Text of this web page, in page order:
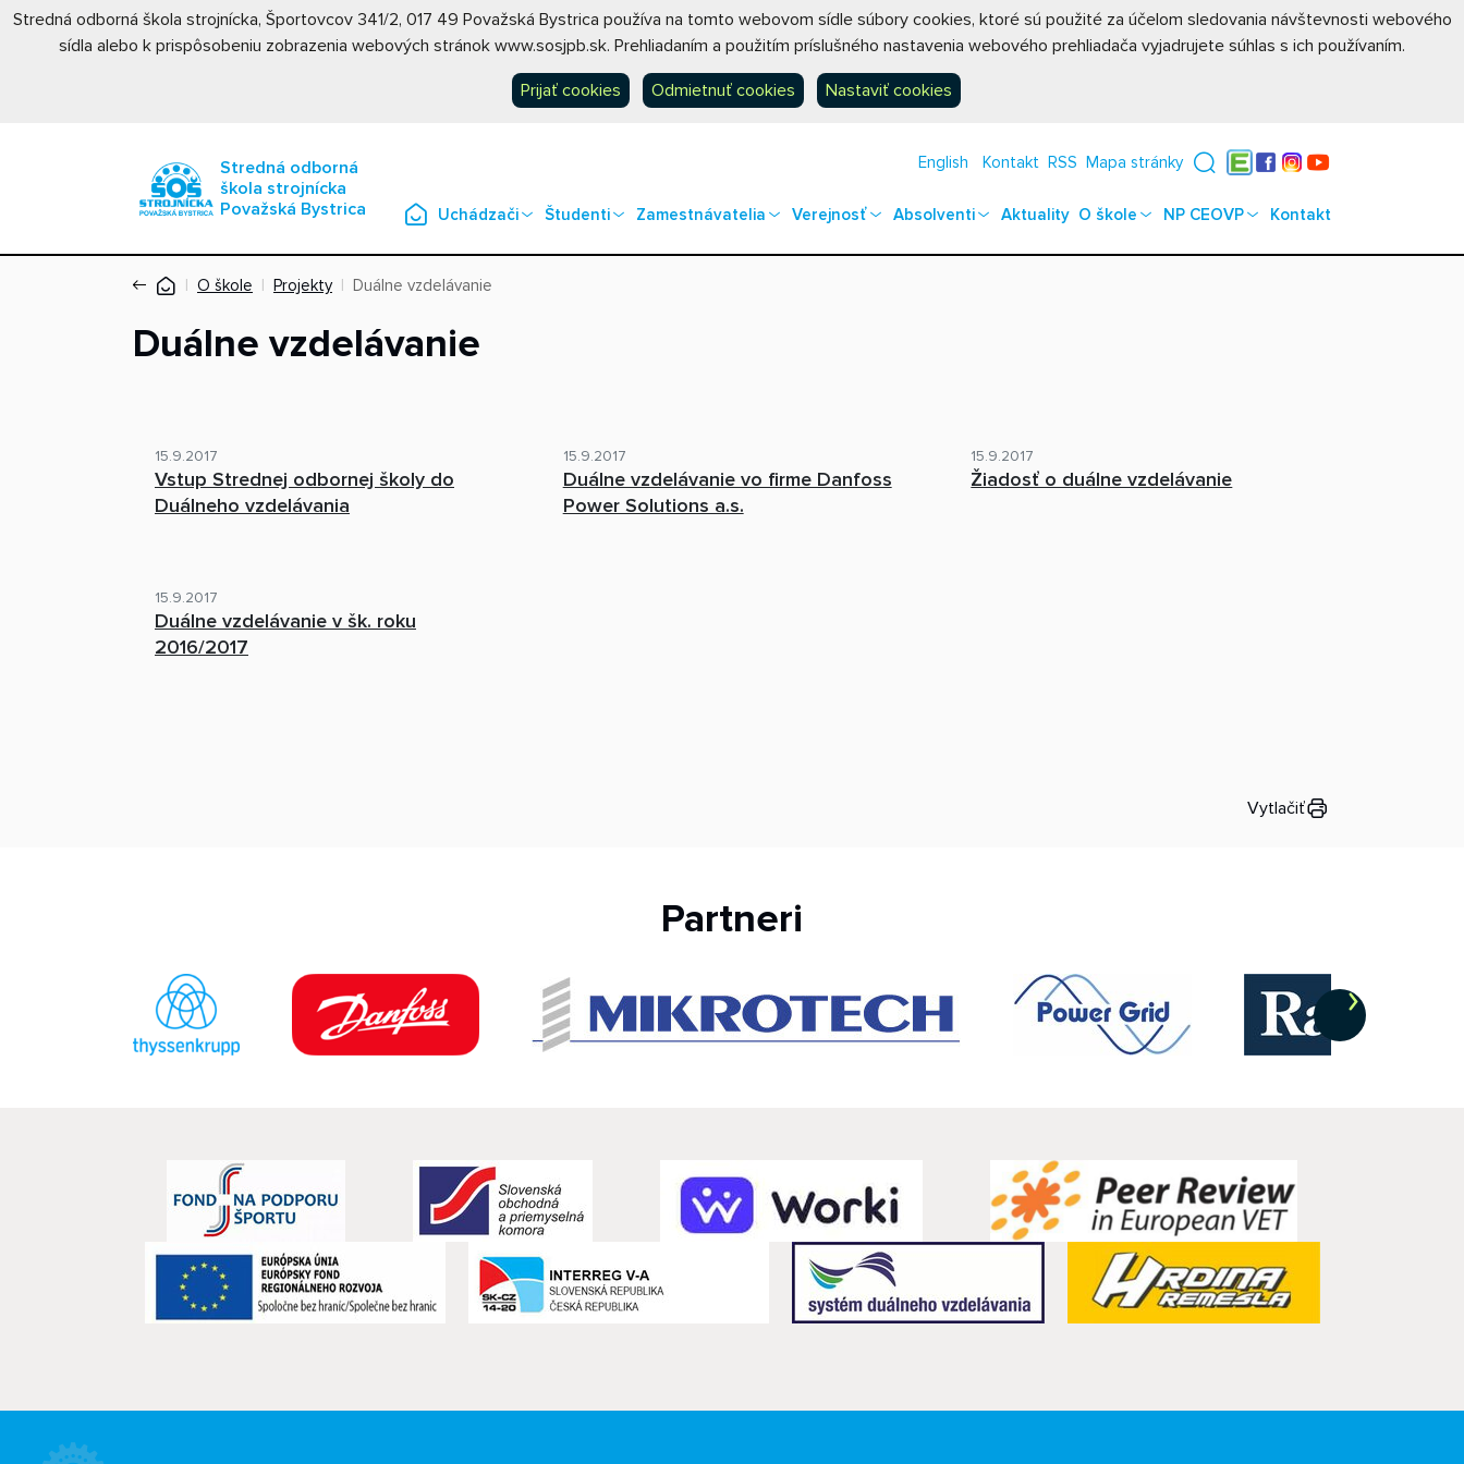
Stredná odborná škola strojnícka, Športovcov 341/2, 017 49 Považská Bystrica používa na tomto webovom sídle súbory cookies, ktoré sú použité za účelom sledovania návštevnosti webového
sídla alebo k prispôsobeniu zobrazenia webových stránok www.sosjpb.sk. Prehliadaním a použitím príslušného nastavenia webového prehliadača vyjadrujete súhlas s ich používaním.
Prijať cookies Odmietnuť cookies Nastaviť cookies
Stredná odborná
škola strojnícka
Považská Bystrica
English Kontakt RSS Mapa stránky
Edupage
Facebook
Instagram
YouTube
Uchádzači Študenti Zamestnávatelia Verejnosť Absolventi Aktuality O škole NP CEOVP Kontakt
O škole Projekty Duálne vzdelávanie
Duálne vzdelávanie
15.9.2017
Vstup Strednej odbornej školy do
Duálneho vzdelávania
15.9.2017
Duálne vzdelávanie vo firme Danfoss
Power Solutions a.s.
15.9.2017
Žiadosť o duálne vzdelávanie
15.9.2017
Duálne vzdelávanie v šk. roku
2016/2017
Vytlačiť
Partneri